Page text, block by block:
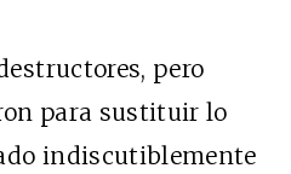
pero
para sustituir lo
indiscutiblemente